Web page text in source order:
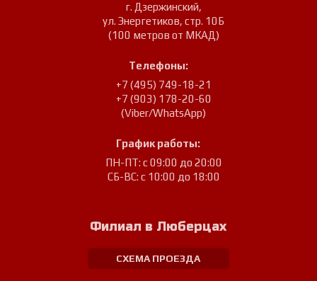
г. Дзержинский,
ул. Энергетиков, стр. 10Б
(100 метров от МКАД)
Телефоны:
+7 (495) 749-18-21
+7 (903) 178-20-60
(Viber/WhatsApp)
График работы:
ПН-ПТ: с 09:00 до 20:00
СБ-ВС: с 10:00 до 18:00
Филиал в Люберцах
СХЕМА ПРОЕЗДА